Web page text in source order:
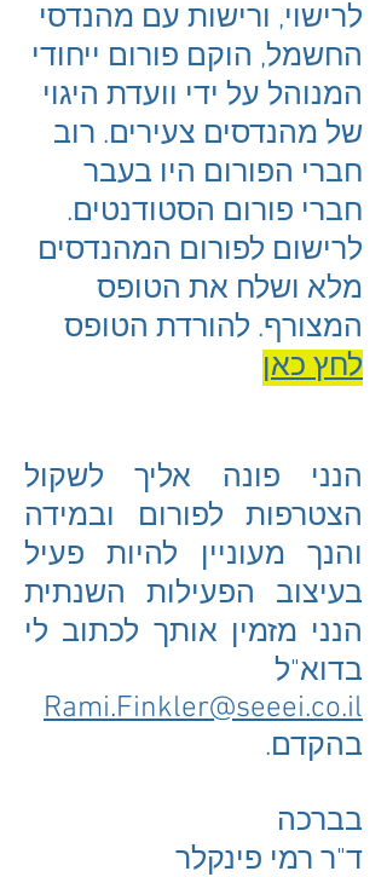
לרישוי, ורישות עם מהנדסי
החשמל, הוקם פורום ייחודי
המנוהל על ידי וועדת היגוי
של מהנדסים צעירים. רוב
חברי הפורום היו בעבר
חברי פורום הסטודנטים.
לרישום לפורום המהנדסים
מלא ושלח את הטופס
המצורף. להורדת הטופס
לחץ כאן
הנני פונה אליך לשקול
הצטרפות לפורום ובמידה
והנך מעוניין להיות פעיל
בעיצוב הפעילות השנתית
הנני מזמין אותך לכתוב לי
בדוא"ל
Rami.Finkler@seeei.co.il
בהקדם.
בברכה
ד"ר רמי פינקלר